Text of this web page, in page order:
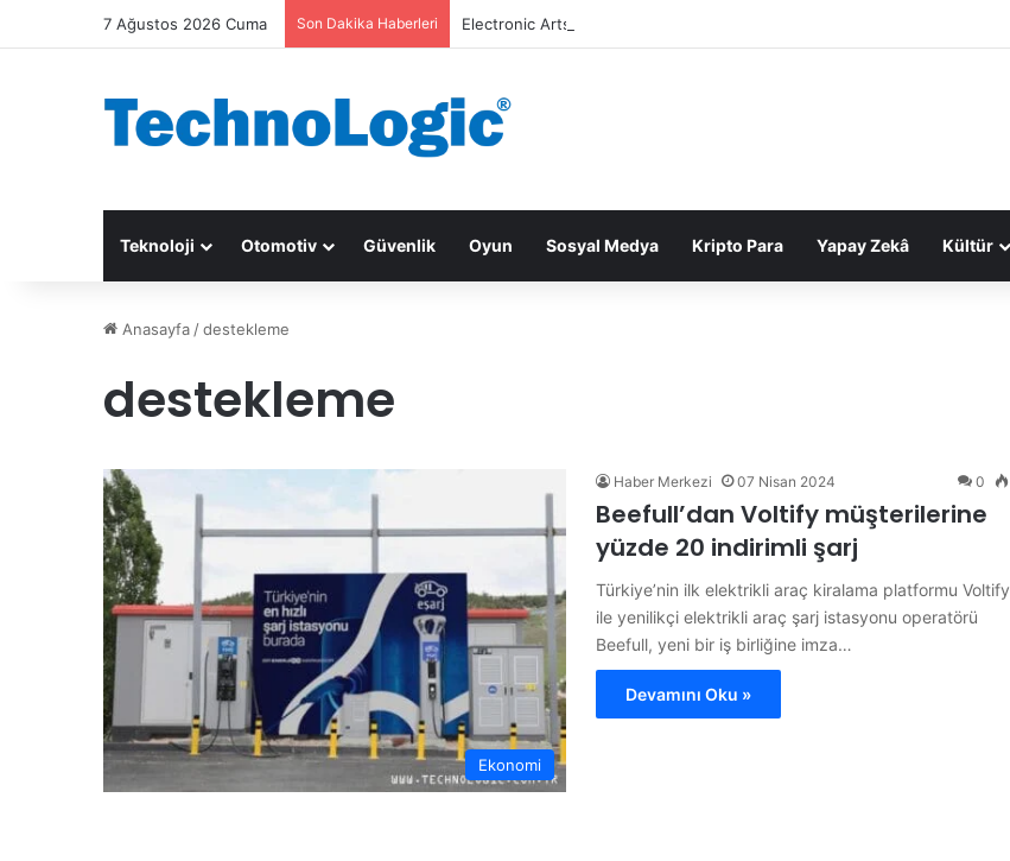
7 Ağustos 2026 Cuma Son Dakika Haberleri Electronic Arts, 55 milyar dolarlık anlaşmayla Suudi Arabistan’ın oldu
Teknoloji Otomotiv Güvenlik Oyun Sosyal Medya Kripto Para Yapay Zekâ Kültür
Anasayfa /destekleme
destekleme
Ekonomi
Haber Merkezi 07 Nisan 2024 0
Beefull’dan Voltify müşterilerine
yüzde 20 indirimli şarj
Türkiye’nin ilk elektrikli araç kiralama platformu Voltify
ile yenilikçi elektrikli araç şarj istasyonu operatörü
Beefull, yeni bir iş birliğine imza…
Devamını Oku »